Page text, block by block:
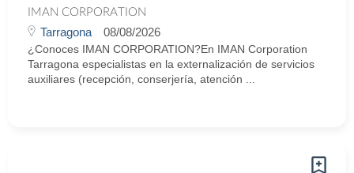
IMAN CORPORATION
Tarragona 08/08/2026
¿Conoces IMAN CORPORATION?En IMAN Corporation
Tarragona especialistas en la externalización de servicios
auxiliares (recepción, conserjería, atención ...